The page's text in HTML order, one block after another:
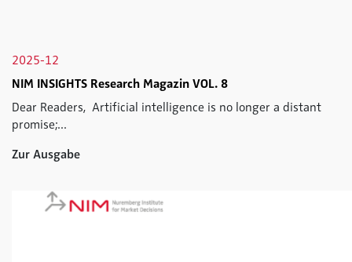
2025-12
NIM INSIGHTS Research Magazin VOL. 8
Dear Readers, Artificial intelligence is no longer a distant
promise;...
Zur Ausgabe